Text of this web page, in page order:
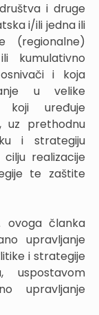
i druge
i/ili jedna ili
(regionalne)
kumulativno
i koja
u velike
koji uređuje
uz prethodnu
i strategiju
realizacije
te zaštite
ovoga članka
upravljanje
i strategije
uspostavom
upravljanje